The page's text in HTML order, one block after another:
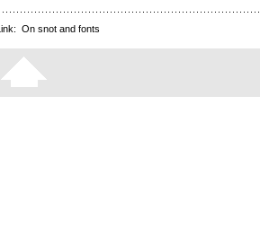
Link: On snot and fonts